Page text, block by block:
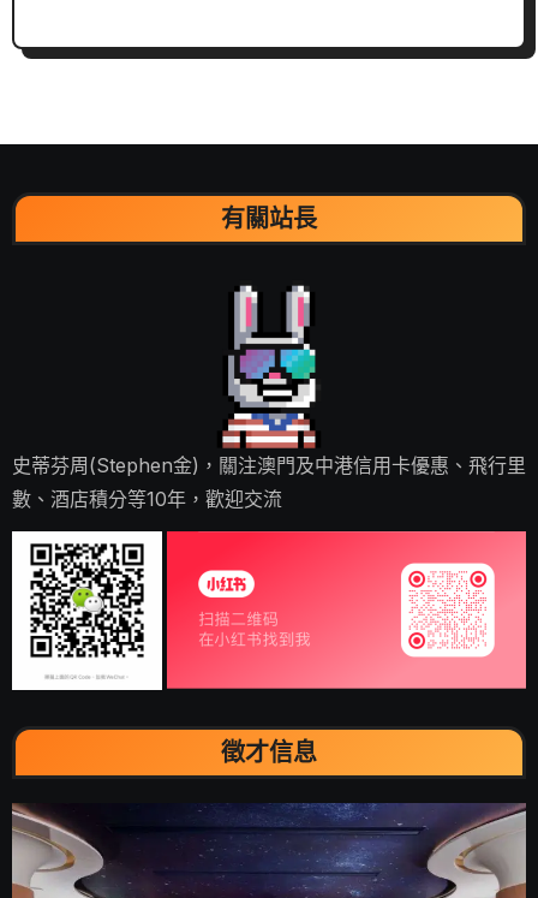
有關站長
史蒂芬周(Stephen金)，關注澳門及中港信用卡優惠、飛行里
數、酒店積分等10年，歡迎交流
徵才信息